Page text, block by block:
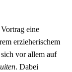
eine
erzieherischem
vor allem auf
. Dabei